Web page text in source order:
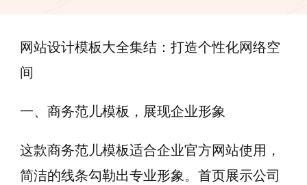
网站设计模板大全集结：打造个性化网络空
间
一、商务范儿模板，展现企业形象
这款商务范儿模板适合企业官方网站使用，
简洁的线条勾勒出专业形象。首页展示公司